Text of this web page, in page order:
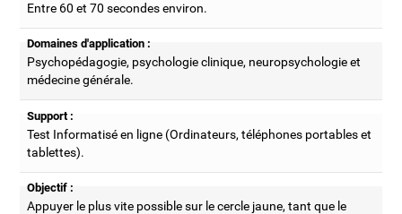
Entre 60 et 70 secondes environ.
Domaines d'application :
Psychopédagogie, psychologie clinique, neuropsychologie et
médecine générale.
Support :
Test Informatisé en ligne (Ordinateurs, téléphones portables et
tablettes).
Objectif :
Appuyer le plus vite possible sur le cercle jaune, tant que le